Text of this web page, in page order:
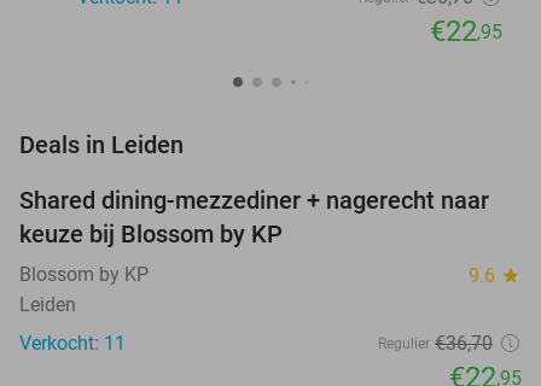
€22,95
Deals in Leiden
37%
TODAY
Shared dining-mezzediner + nagerecht naar
keuze bij Blossom by KP
Blossom by KP 9.6 star
Leiden
Verkocht: 11
Regulier €36,70
€22,95